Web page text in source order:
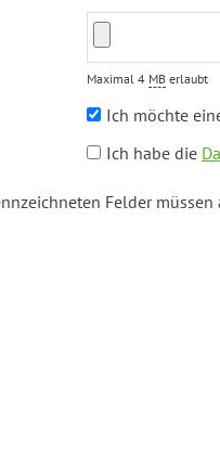
Maximal 4 MB erlaubt
Ich möchte
Ich habe die
Felder